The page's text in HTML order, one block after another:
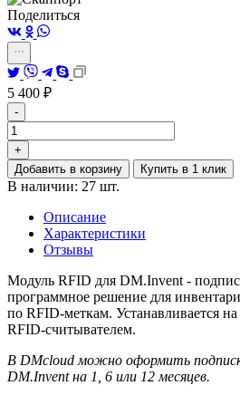
Поделиться
5 400 ₽
-
+
Добавить в корзину
Купить в 1 клик
В наличии: 27 шт.
Описание
Характеристики
Отзывы
Модуль RFID для DM.Invent -
программное решение для
по RFID-меткам. Устанавливается
RFID-считывателем.
В DMcloud можно оформить
DM.Invent на 1, 6 или 12 месяцев.